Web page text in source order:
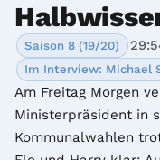
Saison 8 (19/20)
Im Interview: Michael
Am Freitag Morgen
Ministerpräsident in
Kommunalwahlen